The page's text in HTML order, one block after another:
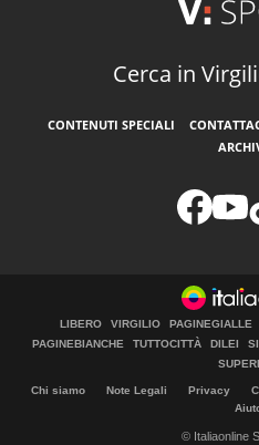
Cerca in
CONTENUTI SPECIALI
LIBERO VIRGILIO PAGINEGIALLE
PAGINEBIANCHE
TUTTOCITTÀ DILEI
Chi siamo Note Legali Privacy
© Italiaonline